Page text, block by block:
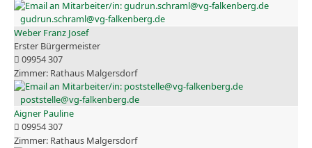
gudrun.schraml@vg-falkenberg.de
Weber Franz Josef
Erster Bürgermeister
09954 307
Rathaus Malgersdorf
poststelle@vg-falkenberg.de
Aigner Pauline
09954 307
Rathaus Malgersdorf